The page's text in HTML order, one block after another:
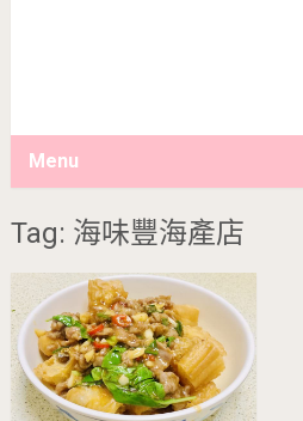
Menu
Tag: 海味豐海產店